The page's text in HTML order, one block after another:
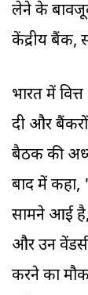
लेने के
केंद्रीय बैंक,
भारत में
दी और
बैठक की
बाद में कहा,
सामने आई है,
और उन
करने का